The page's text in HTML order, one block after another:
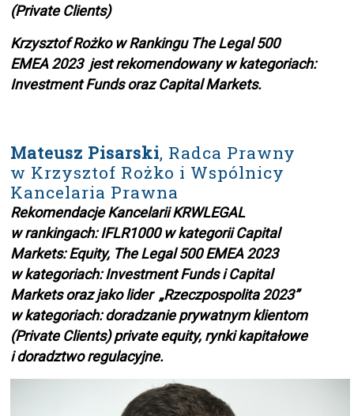
(Private Clients)
Krzysztof Rożko w Rankingu The Legal 500
EMEA 2023 jest rekomendowany w kategoriach:
Investment Funds oraz Capital Markets.
Mateusz Pisarski, Radca Prawny
w Krzysztof Rożko i Wspólnicy
Kancelaria Prawna
Rekomendacje Kancelarii KRWLEGAL
w rankingach: IFLR1000 w kategorii Capital
Markets: Equity, The Legal 500 EMEA 2023
w kategoriach: Investment Funds i Capital
Markets oraz jako lider „Rzeczpospolita 2023”
w kategoriach: doradzanie prywatnym klientom
(Private Clients) private equity, rynki kapitałowe
i doradztwo regulacyjne.